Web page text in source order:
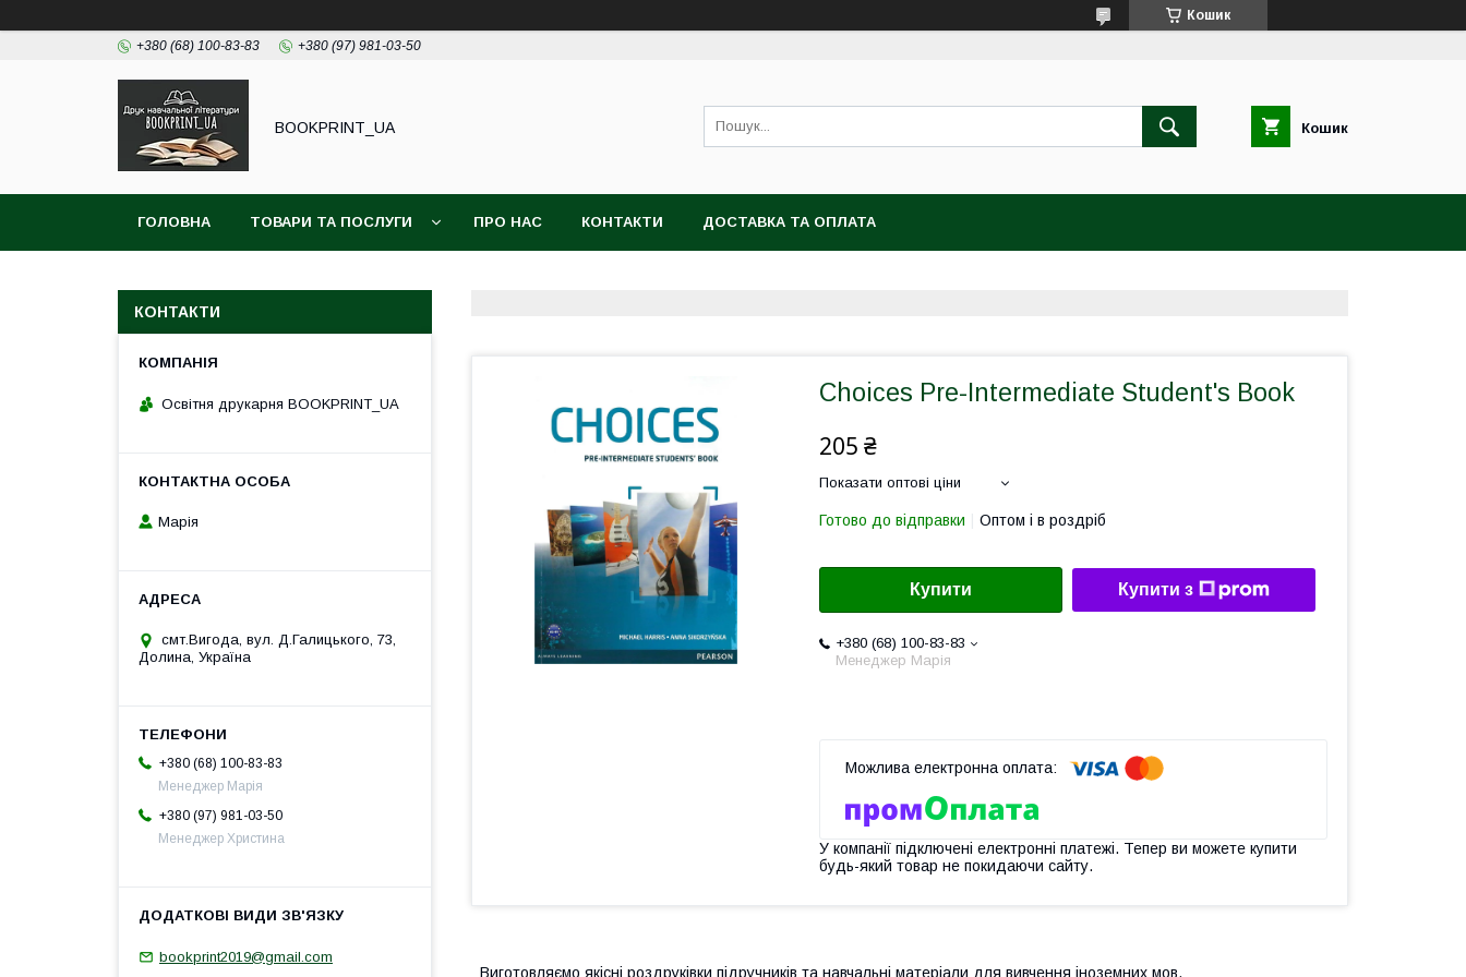
Кошик
+380 (68) 100-83-83 +380 (97) 981-03-50
BOOKPRINT_UA Кошик
ГОЛОВНА ТОВАРИ ТА ПОСЛУГИ ПРО НАС КОНТАКТИ ДОСТАВКА ТА ОПЛАТА
Choices Pre-Intermediate Student's Book
205 ₴
Показати оптові ціни
Готово до відправки Оптом і в роздріб
Купити Купити з
+380 (68) 100-83-83
Менеджер Марія
У компанії підключені електронні платежі. Тепер ви можете купити
будь-який товар не покидаючи сайту.
Виготовляємо якісні роздруківки підручників та навчальні матеріали для вивчення іноземних мов.
КОНТАКТИ
Освітня друкарня BOOKPRINT_UA
Марія
смт.Вигода, вул. Д.Галицького, 73,
Долина, Україна
+380 (68) 100-83-83
Менеджер Марія
+380 (97) 981-03-50
Менеджер Христина
bookprint2019@gmail.com